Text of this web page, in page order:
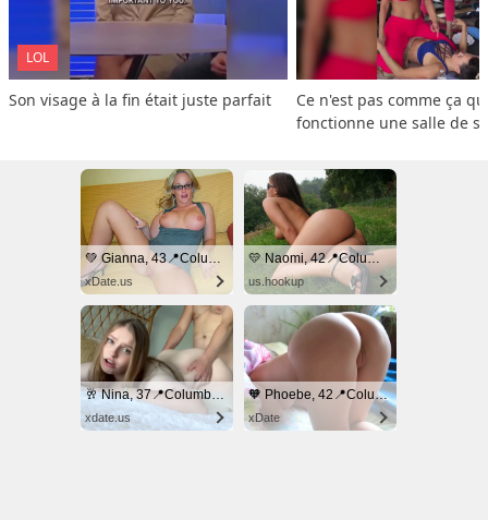
LOL
Son visage à la fin était juste parfait
Ce n'est pas comme ça
fonctionne une salle de